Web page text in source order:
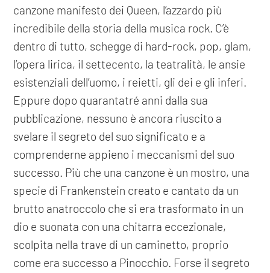
canzone manifesto dei Queen, l’azzardo più
incredibile della storia della musica rock. C’è
dentro di tutto, schegge di hard-rock, pop, glam,
l’opera lirica, il settecento, la teatralità, le ansie
esistenziali dell’uomo, i reietti, gli dei e gli inferi.
Eppure dopo quarantatré anni dalla sua
pubblicazione, nessuno è ancora riuscito a
svelare il segreto del suo significato e a
comprenderne appieno i meccanismi del suo
successo. Più che una canzone è un mostro, una
specie di Frankenstein creato e cantato da un
brutto anatroccolo che si era trasformato in un
dio e suonata con una chitarra eccezionale,
scolpita nella trave di un caminetto, proprio
come era successo a Pinocchio. Forse il segreto